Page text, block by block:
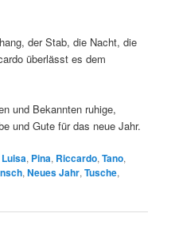
der Stab, die Nacht, die
überlässt es dem
und Bekannten ruhige,
und Gute für das neue Jahr.
Luisa, Pina, Riccardo,Tano,
,Neues Jahr,Tusche,